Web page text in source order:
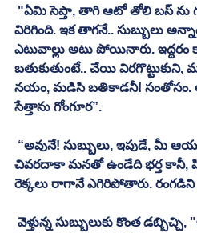
విరిగింది. ఇక తాగనే.. సుబ్బులు
ఎటువాల్లు అటు పోయినారు. ఇద్దరం
బతుకుతుంటే.. చేయి
నయం, మడిసి బతికాడనీ! సంతోసం.
సేత్తాను గోంగూర”.
చివరదాకా మనతో ఉండేది భర్త కానీ,
రెక్కలు రాగానే ఎగిరిపోతారు.